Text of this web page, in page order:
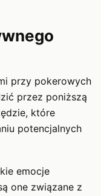
przy pokerowych
przez poniższą
które
potencjalnych
emocje
one związane z